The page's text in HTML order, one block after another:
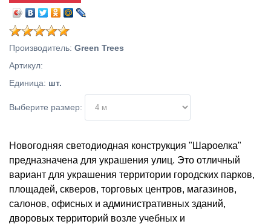
Производитель: Green Trees
Артикул:
Единица: шт.
Выберите размер:
Новогодняя светодиодная конструкция "Шароелка"
предназначена для украшения улиц. Это отличный
вариант для украшения территории городских парков,
площадей, скверов, торговых центров, магазинов,
салонов, офисных и административных зданий,
дворовых территорий возле учебных и